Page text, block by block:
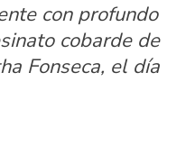
con profundo
cobarde de
Fonseca, el día